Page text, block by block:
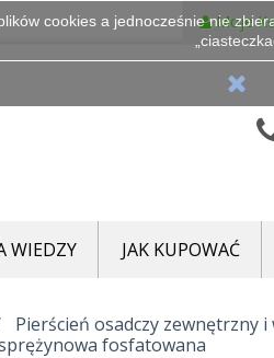
Moje
WIEDZY JAK KUPOWAĆ
Pierścień osadczy zewnętrzny
fosfatowana
cookies a jednocześnie nie